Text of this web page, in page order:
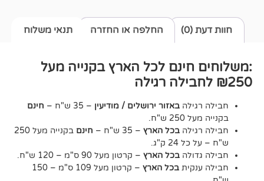
תנאי משלוח החלפה או החזרה
לכל הארץ בקנייה מעל
באזור ירושלים / מודיעין– 35 ש"ח –
חינם
בכל הארץ– 35 ש"ח – חינם
בקנייה מעל 250
בכל הארץ – קרטון מעל 90 ס"מ – 120 ש"ח.
בכל הארץ – קרטון מעל 109 ס"מ – 150